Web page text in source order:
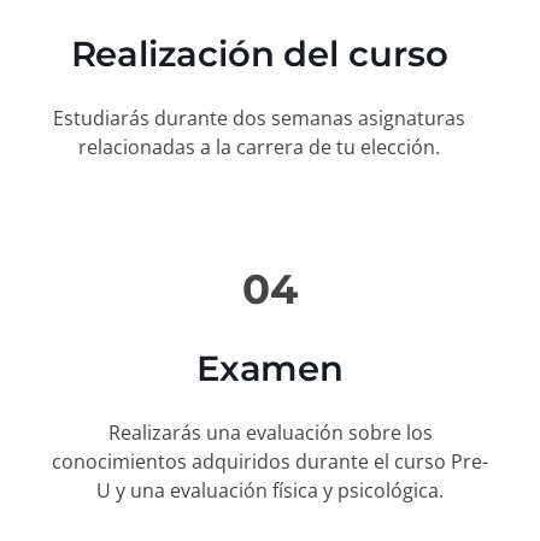
Realización del curso
Estudiarás durante dos semanas asignaturas
relacionadas a la carrera de tu elección.
04
Examen
Realizarás una evaluación sobre los
conocimientos adquiridos durante el curso Pre-
U y una evaluación física y psicológica.